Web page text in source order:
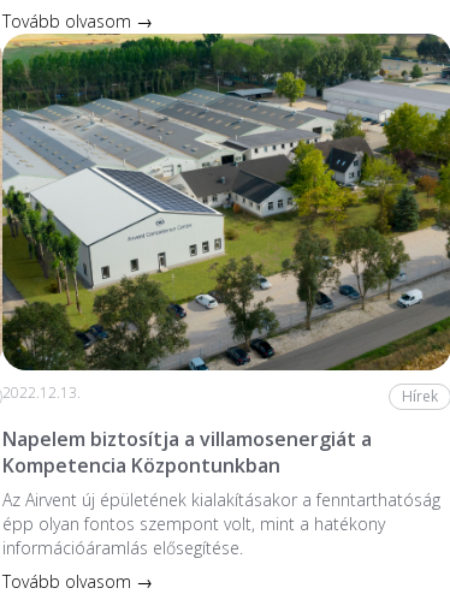
Tovább olvasom →
2022.12.13. Hírek
Napelem biztosítja a villamosenergiát a
Kompetencia Központunkban
Az Airvent új épületének kialakításakor a fenntarthatóság
épp olyan fontos szempont volt, mint a hatékony
információáramlás elősegítése.
Tovább olvasom →